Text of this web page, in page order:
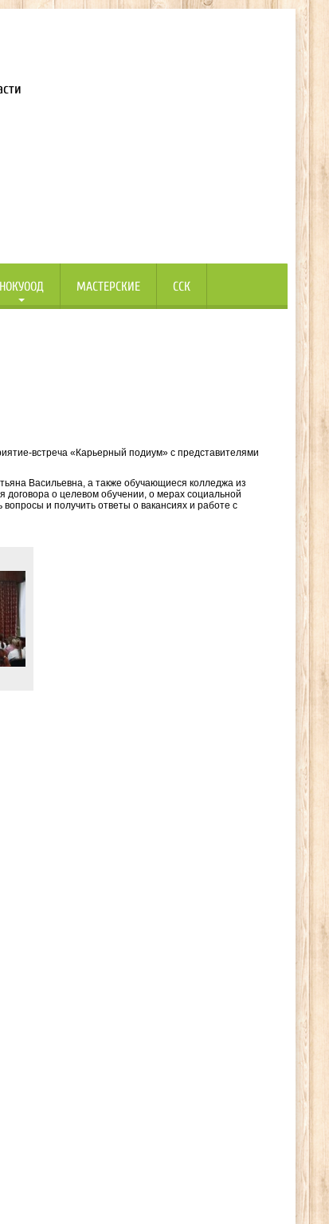
НОКУООД МАСТЕРСКИЕ ССК
встреча «Карьерный подиум» с представителями
Васильевна, а также обучающиеся колледжа из
договора о целевом обучении, о мерах социальной
и получить ответы о вакансиях и работе с